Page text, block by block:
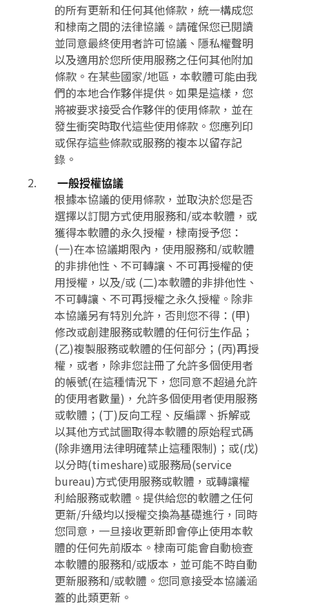
的所有更新和任何其他條款，統一構成您
和棣南之間的法律協議。請確保您已閱讀
並同意最終使用者許可協議、隱私權聲明
以及適用於您所使用服務之任何其他附加
條款。在某些國家/地區，本軟體可能由我
們的本地合作夥伴提供。如果是這樣，您
將被要求接受合作夥伴的使用條款，並在
發生衝突時取代這些使用條款。您應列印
或保存這些條款或服務的複本以留存記
錄。
一般授權協議
根據本協議的使用條款，並取決於您是否
選擇以訂閱方式使用服務和/或本軟體，或
獲得本軟體的永久授權，棣南授予您：
(一)在本協議期限內，使用服務和/或軟體
的非排他性、不可轉讓、不可再授權的使
用授權，以及/或 (二)本軟體的非排他性、
不可轉讓、不可再授權之永久授權。除非
本協議另有特別允許，否則您不得：(甲)
修改或創建服務或軟體的任何衍生作品；
(乙)複製服務或軟體的任何部分；(丙)再授
權，或者，除非您註冊了允許多個使用者
的帳號(在這種情況下，您同意不超過允許
的使用者數量)，允許多個使用者使用服務
或軟體；(丁)反向工程、反編譯、拆解或
以其他方式試圖取得本軟體的原始程式碼
(除非適用法律明確禁止這種限制)；或(戊)
以分時(timeshare)或服務局(service
bureau)方式使用服務或軟體，或轉讓權
利給服務或軟體。提供給您的軟體之任何
更新/升級均以授權交換為基礎進行，同時
您同意，一旦接收更新即會停止使用本軟
體的任何先前版本。棣南可能會自動檢查
本軟體的服務和/或版本，並可能不時自動
更新服務和/或軟體。您同意接受本協議涵
蓋的此類更新。